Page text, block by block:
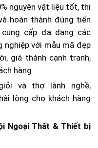
nguyên vật liệu tốt, thi
hoàn thành đúng tiến
cấp đa dạng các
nghiệp với mẫu mã đẹp
giá thành cạnh tranh,
hàng.
và thợ lành nghề,
lòng cho khách hàng
Ngoại Thất & Thiết bị